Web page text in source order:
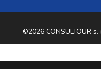
©2026 CONSULTOUR s.